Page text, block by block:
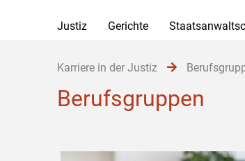
Justiz Gerichte
Karriere in der Justiz
Berufsgruppen